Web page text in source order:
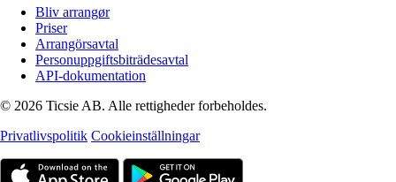
Bliv arrangør
Priser
Arrangörsavtal
Personuppgiftsbiträdesavtal
API-dokumentation
© 2026 Ticsie AB. Alle rettigheder forbeholdes.
Privatlivspolitik Cookieinställningar